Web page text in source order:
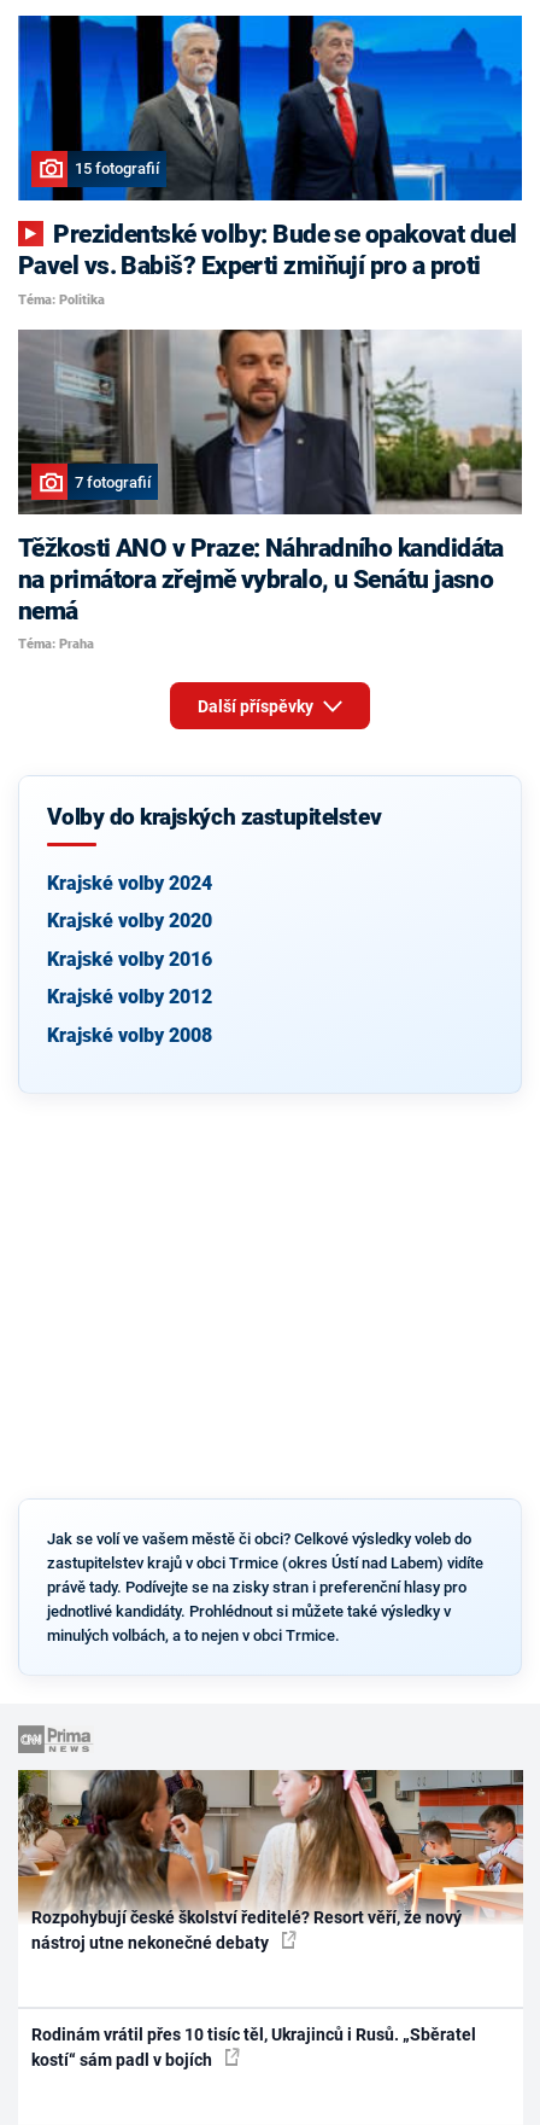
15 fotografií
Pavel vs. Babiš? Experti zmiňují pro a proti
Téma: Politika
7 fotografií
Těžkosti ANO v Praze: Náhradního kandidáta
na primátora zřejmě vybralo, u Senátu jasno
nemá
Téma: Praha
Další příspěvky
Volby do krajských zastupitelstev
Krajské volby 2024
Krajské volby 2020
Krajské volby 2016
Krajské volby 2012
Krajské volby 2008
Jak se volí ve vašem městě či obci? Celkové výsledky voleb do
zastupitelstev krajů v obci Trmice (okres Ústí nad Labem) vidíte
právě tady. Podívejte se na zisky stran i preferenční hlasy pro
jednotlivé kandidáty. Prohlédnout si můžete také výsledky v
minulých volbách, a to nejen v obci Trmice.
Rozpohybují české školství ředitelé? Resort věří, že nový
nástroj utne nekonečné debaty
Rodinám vrátil přes 10 tisíc těl, Ukrajinců i Rusů. „Sběratel
kostí“ sám padl v bojích